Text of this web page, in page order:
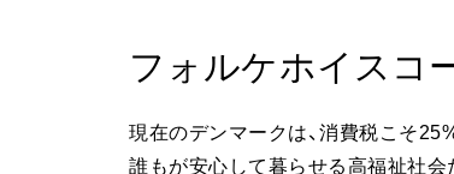
フォルケホイスコ
現在のデンマークは、消費税こそ
誰もが安心して暮らせる高福祉社会